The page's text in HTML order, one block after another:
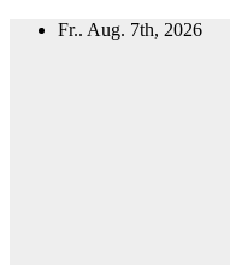
Zum
Fr.. Aug. 7th, 2026